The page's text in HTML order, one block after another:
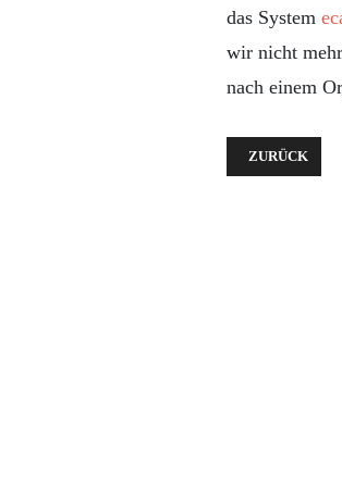
das System
wir nicht
nach einem
ZURÜCK